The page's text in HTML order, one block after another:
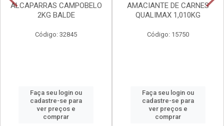
ALCAPARRAS CAMPOBELO
2KG BALDE
Código: 32845
Faça seu login ou
cadastre-se para
ver preços e
comprar
AMACIANTE DE CARNES
QUALIMAX 1,010KG
Código: 15750
Faça seu login ou
cadastre-se para
ver preços e
comprar